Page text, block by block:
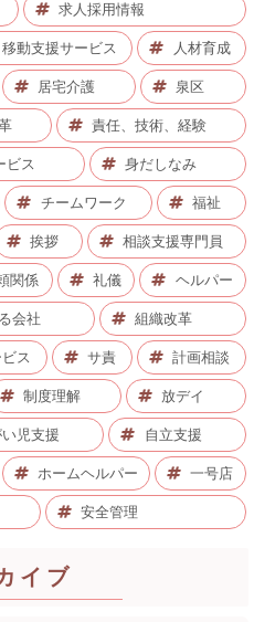
求人採用情報
移動支援サービス 人材育成
居宅介護 泉区
責任、技術、経験
ビス 身だしなみ
チームワーク 福祉
挨拶 相談支援専門員
関係 礼儀 ヘルパー
会社 組織改革
ス サ責 計画相談
制度理解 放デイ
児支援 自立支援
ホームヘルパー 一号店
安全管理
イブ